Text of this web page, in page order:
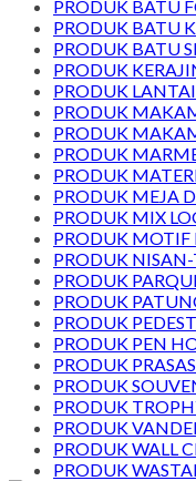
PRODUK BATU
PRODUK BATU
PRODUK BATU
PRODUK
PRODUK
PRODUK
PRODUK
PRODUK
PRODUK
PRODUK MEJA
PRODUK MIX
PRODUK MOTIF
PRODUK
PRODUK
PRODUK
PRODUK
PRODUK PEN
PRODUK
PRODUK
PRODUK
PRODUK
PRODUK WALL
PRODUK